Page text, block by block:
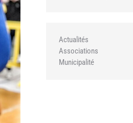
Actualités
Associations
Municipalité